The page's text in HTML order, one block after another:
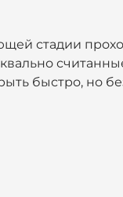
стадии
быстро, но